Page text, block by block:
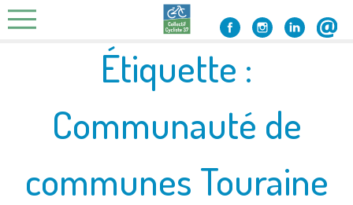
Skip
to
Étiquette :
Communauté de
communes Touraine